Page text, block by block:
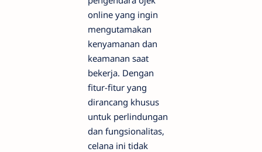
online yang ingin
mengutamakan
kenyamanan dan
keamanan saat
bekerja. Dengan
fitur-fitur yang
dirancang khusus
untuk perlindungan
dan fungsionalitas,
celana ini tidak